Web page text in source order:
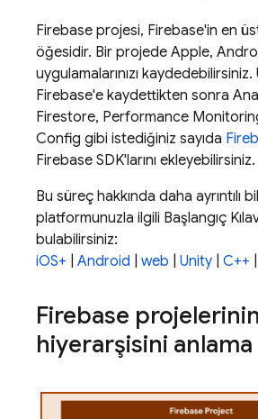
Firebase projesi, Firebase'in en
öğesidir. Bir projede Apple,
uygulamalarınızı kaydedebilirsiniz.
Firebase'e kaydettikten sonra
Firestore, Performance
Config gibi istediğiniz sayıda
Firebase SDK'larını ekleyebilirsiniz.
Bu süreç hakkında daha ayrıntılı
platformunuzla ilgili Başlangıç
bulabilirsiniz:
iOS+
Android web Unity C++
Firebase projelerinin
hiyerarşisini anlama